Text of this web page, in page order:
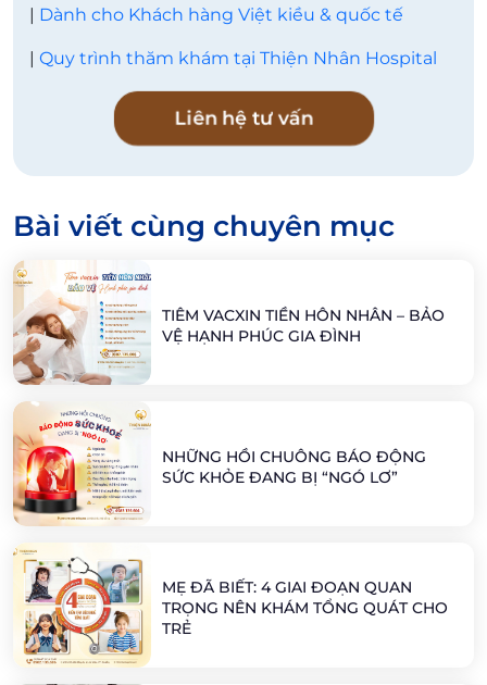
| Dành cho Khách hàng Việt kiều & quốc tế
| Quy trình thăm khám tại Thiện Nhân Hospital
Liên hệ tư vấn
Bài viết cùng chuyên mục
TIÊM VACXIN TIỀN HÔN NHÂN – BẢO
VỆ HẠNH PHÚC GIA ĐÌNH
NHỮNG HỒI CHUÔNG BÁO ĐỘNG
SỨC KHỎE ĐANG BỊ “NGÓ LƠ”
MẸ ĐÃ BIẾT: 4 GIAI ĐOẠN QUAN
TRỌNG NÊN KHÁM TỔNG QUÁT CHO
TRẺ